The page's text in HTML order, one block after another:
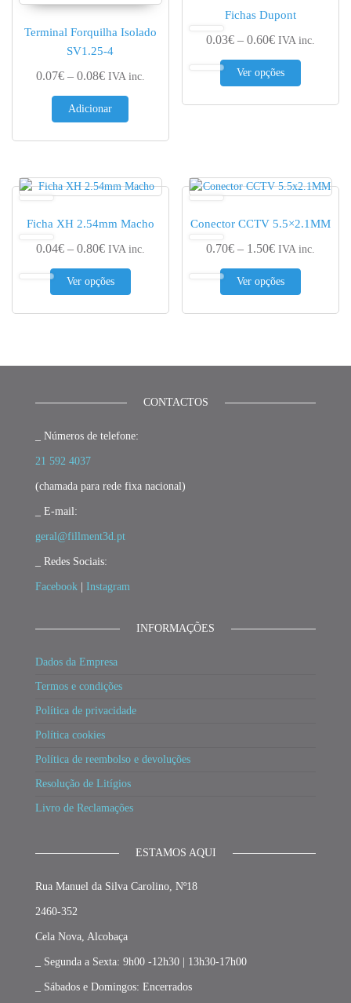
Terminal Forquilha Isolado
SV1.25-4
0.07€ – 0.08€Price range: 0.07€ through 0.08€
IVA inc.
Adicionar
Fichas Dupont
0.03€ – 0.60€Price range:
IVA inc.
Ver opções
This
Ficha XH 2.54mm Macho
0.04€ – 0.80€Price range: 0.04€ through 0.80€
IVA inc.
Ver opções
This product has multiple variants. The options
Conector CCTV 5.5×2.1MM
0.70€ – 1.50€Price range:
IVA inc.
Ver opções
This
CONTACTOS
_ Números de telefone:
21 592 4037
(chamada para rede fixa nacional)
_ E-mail:
geral@fillment3d.pt
_ Redes Sociais:
Facebook Instagram
INFORMAÇÕES
Dados da Empresa
Termos e condições
Política de privacidade
Política cookies
Política de reembolso e devoluções
Resolução de Litígios
Livro de Reclamações
ESTAMOS AQUI
Rua Manuel da Silva Carolino, Nº18
2460-352
Cela Nova, Alcobaça
_ Segunda a Sexta: 9h00 -12h30 | 13h30-17h00
_ Sábados e Domingos: Encerrados